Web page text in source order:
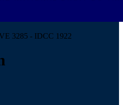
3285 - IDCC 1922